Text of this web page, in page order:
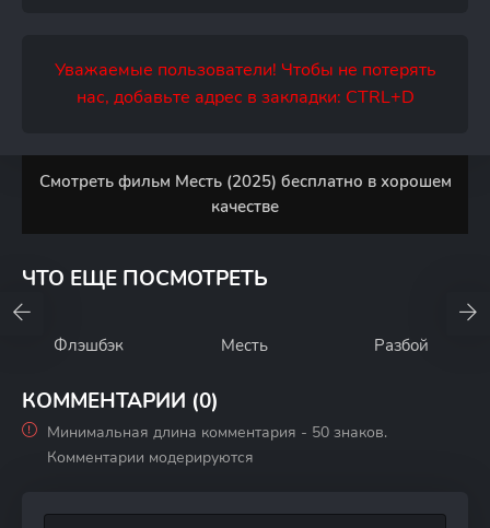
Уважаемые пользователи! Чтобы не потерять
нас, добавьте адрес в закладки: CTRL+D
Смотреть фильм Месть (2025) бесплатно в хорошем
качестве
ЧТО ЕЩЕ ПОСМОТРЕТЬ
Флэшбэк Месть Разбой
КОММЕНТАРИИ (0)
Минимальная длина комментария - 50 знаков.
Комментарии модерируются